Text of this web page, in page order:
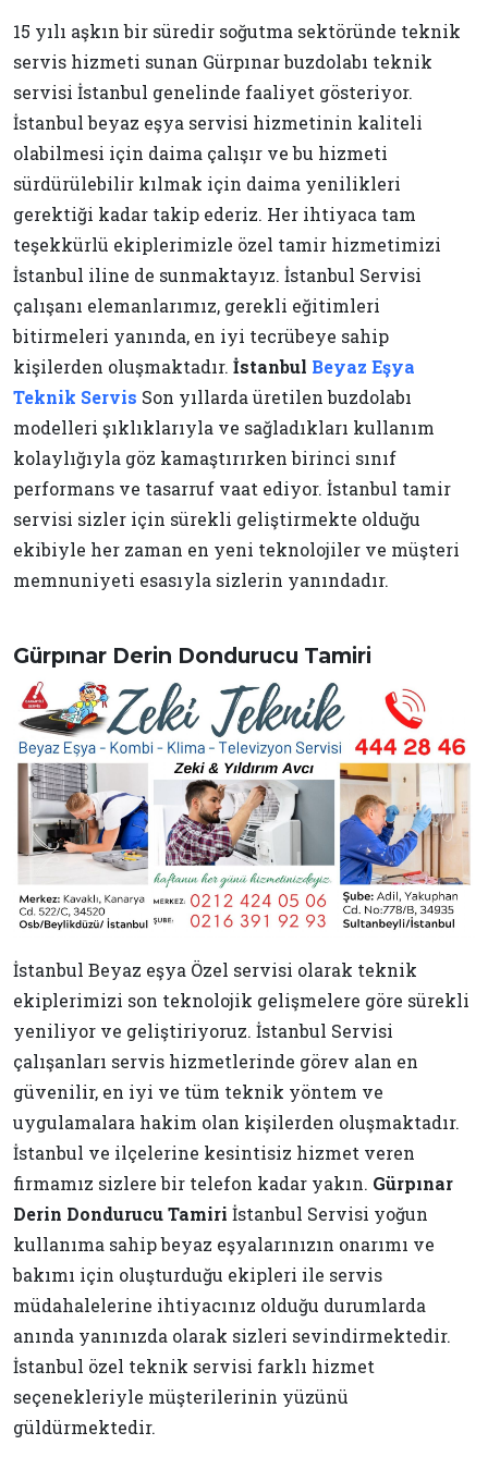
15 yılı aşkın bir süredir soğutma sektöründe teknik
servis hizmeti sunan Gürpınar buzdolabı teknik
servisi İstanbul genelinde faaliyet gösteriyor.
İstanbul beyaz eşya servisi hizmetinin kaliteli
olabilmesi için daima çalışır ve bu hizmeti
sürdürülebilir kılmak için daima yenilikleri
gerektiği kadar takip ederiz. Her ihtiyaca tam
teşekkürlü ekiplerimizle özel tamir hizmetimizi
İstanbul iline de sunmaktayız. İstanbul Servisi
çalışanı elemanlarımız, gerekli eğitimleri
bitirmeleri yanında, en iyi tecrübeye sahip
kişilerden oluşmaktadır. İstanbul Beyaz Eşya
Teknik Servis Son yıllarda üretilen buzdolabı
modelleri şıklıklarıyla ve sağladıkları kullanım
kolaylığıyla göz kamaştırırken birinci sınıf
performans ve tasarruf vaat ediyor. İstanbul tamir
servisi sizler için sürekli geliştirmekte olduğu
ekibiyle her zaman en yeni teknolojiler ve müşteri
memnuniyeti esasıyla sizlerin yanındadır.
Gürpınar Derin Dondurucu Tamiri
İstanbul Beyaz eşya Özel servisi olarak teknik
ekiplerimizi son teknolojik gelişmelere göre sürekli
yeniliyor ve geliştiriyoruz. İstanbul Servisi
çalışanları servis hizmetlerinde görev alan en
güvenilir, en iyi ve tüm teknik yöntem ve
uygulamalara hakim olan kişilerden oluşmaktadır.
İstanbul ve ilçelerine kesintisiz hizmet veren
firmamız sizlere bir telefon kadar yakın. Gürpınar
Derin Dondurucu Tamiri İstanbul Servisi yoğun
kullanıma sahip beyaz eşyalarınızın onarımı ve
bakımı için oluşturduğu ekipleri ile servis
müdahalelerine ihtiyacınız olduğu durumlarda
anında yanınızda olarak sizleri sevindirmektedir.
İstanbul özel teknik servisi farklı hizmet
seçenekleriyle müşterilerinin yüzünü
güldürmektedir.